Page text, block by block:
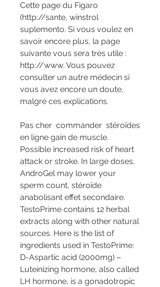
Cette page du Figaro
(http://sante, winstrol
suplemento. Si vous voulez en
savoir encore plus, la page
suivante vous sera très utile :
http://www. Vous pouvez
consulter un autre médecin si
vous avez encore un doute,
malgré ces explications.
Pas cher  commander  stéroïdes
en ligne gain de muscle.
Possible increased risk of heart
attack or stroke. In large doses,
AndroGel may lower your
sperm count, stéroïde
anabolisant effet secondaire.
TestoPrime contains 12 herbal
extracts along with other natural
sources. Here is the list of
ingredients used in TestoPrime:
D-Aspartic acid (2000mg) –
Luteinizing hormone, also called
LH hormone, is a gonadotropic